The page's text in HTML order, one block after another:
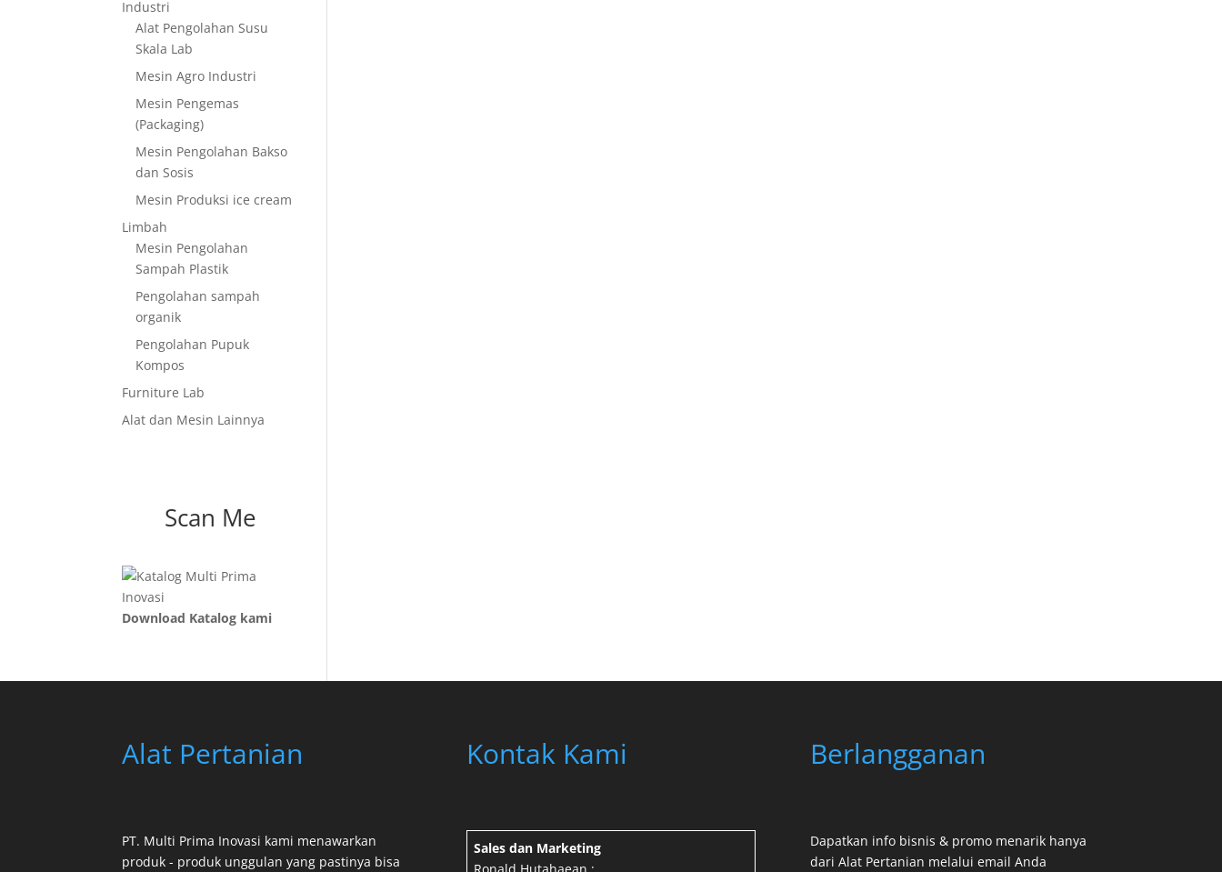
Industri
Alat Pengolahan Susu
Skala Lab
Mesin Agro Industri
Mesin Pengemas
(Packaging)
Mesin Pengolahan Bakso
dan Sosis
Mesin Produksi ice cream
Limbah
Mesin Pengolahan
Sampah Plastik
Pengolahan sampah
organik
Pengolahan Pupuk
Kompos
Furniture Lab
Alat dan Mesin Lainnya
Scan Me
Download Katalog kami
Alat Pertanian
PT. Multi Prima Inovasi kami menawarkan
produk - produk unggulan yang pastinya bisa
Kontak Kami
Sales dan Marketing
Ronald Hutahaean :
Berlangganan
Dapatkan info bisnis & promo menarik hanya
dari Alat Pertanian melalui email Anda